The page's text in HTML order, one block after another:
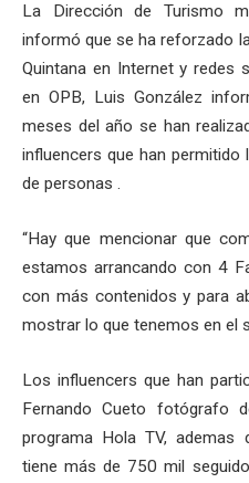
La Dirección de Turismo
informó que se ha reforzado
Quintana en Internet y redes
en OPB, Luis González
meses del año se han
influencers que han
de personas .
“Hay que mencionar que
estamos arrancando con 4
con más contenidos y para
mostrar lo que tenemos en el
Los influencers que han
Fernando Cueto fotógrafo
programa Hola TV, ademas
tiene más de 750 mil